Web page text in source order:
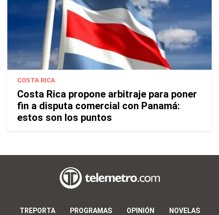
COSTA RICA
Costa Rica propone arbitraje para poner
fin a disputa comercial con Panamá:
estos son los puntos
TREPORTA PROGRAMAS OPINIÓN NOVELAS